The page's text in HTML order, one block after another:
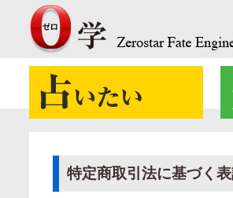
特定商取引法に基づく